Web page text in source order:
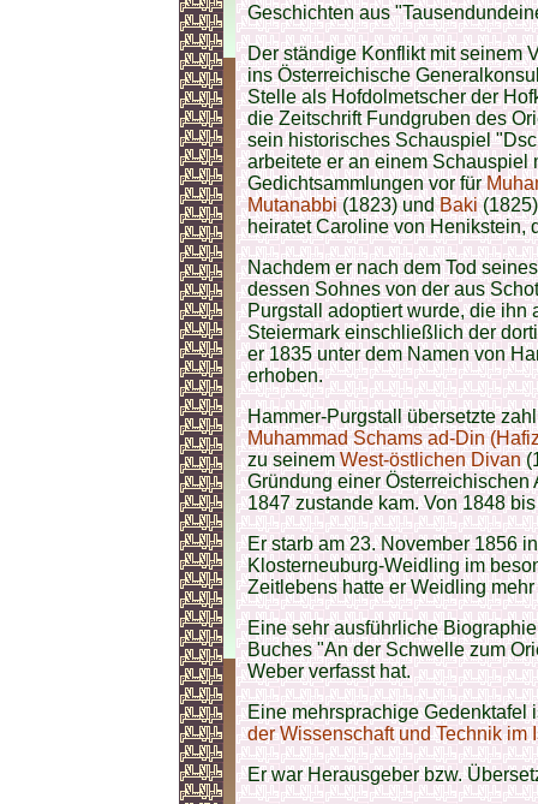
Geschichten aus
Der ständige Konflikt mit seinem
ins Österreichische
Stelle als Hofdolmetscher der
die Zeitschrift Fundgruben des
sein historisches Schauspiel
arbeitete er an einem Schauspiel
Gedichtsammlungen vor für
Mutanabbi(1823) undBaki
heiratet Caroline von Henikstein,
Nachdem er nach dem Tod
dessen Sohnes von der aus
Purgstall adoptiert wurde, die ihn
Steiermark einschließlich der
er 1835 unter dem Namen von
erhoben.
Hammer-Purgstall übersetzte
Muhammad Schams ad-Din
zu seinemWest-östlichen Divan
Gründung einer
1847 zustande kam. Von 1848
Er starb am 23. November 1856
Klosterneuburg-Weidling im
Zeitlebens hatte er Weidling
Eine sehr ausführliche
Buches "An der Schwelle zum
Weber verfasst hat.
Eine mehrsprachige Gedenktafel
der Wissenschaft und Technik im
Er war Herausgeber bzw.